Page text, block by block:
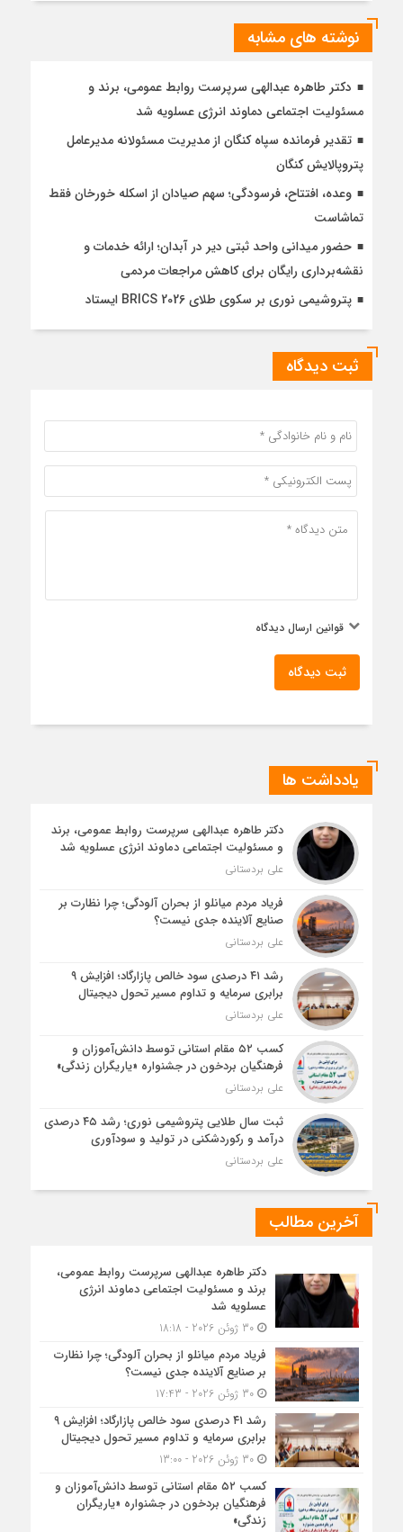
نوشته های مشابه
دکتر طاهره عبدالهی سرپرست روابط عمومی، برند و
مسئولیت اجتماعی دماوند انرژی عسلویه شد
تقدیر فرمانده سپاه کنگان از مدیریت مسئولانه مدیرعامل
پتروپالایش کنگان
وعده، افتتاح، فرسودگی؛ سهم صیادان از اسکله خورخان فقط
تماشاست
حضور میدانی واحد ثبتی دیر در آبدان؛ ارائه خدمات و
نقشه‌برداری رایگان برای کاهش مراجعات مردمی
پتروشیمی نوری بر سکوی طلای BRICS 2026 ایستاد
ثبت دیدگاه
قوانین ارسال دیدگاه
ثبت دیدگاه
یادداشت ها
دکتر طاهره عبدالهی سرپرست روابط عمومی، برند
و مسئولیت اجتماعی دماوند انرژی عسلویه شد
علی بردستانی
فریاد مردم میانلو از بحران آلودگی؛ چرا نظارت بر
صنایع آلاینده جدی نیست؟
علی بردستانی
رشد ۴۱ درصدی سود خالص پازارگاد؛ افزایش ۹
برابری سرمایه و تداوم مسیر تحول دیجیتال
علی بردستانی
کسب ۵۲ مقام استانی توسط دانش‌آموزان و
فرهنگیان بردخون در جشنواره «یاریگران زندگی»
علی بردستانی
ثبت سال طلایی پتروشیمی نوری؛ رشد ۴۵ درصدی
درآمد و رکوردشکنی در تولید و سودآوری
علی بردستانی
آخرین مطالب
دکتر طاهره عبدالهی سرپرست روابط عمومی،
برند و مسئولیت اجتماعی دماوند انرژی
عسلویه شد
30 ژوئن 2026 - 18:18
فریاد مردم میانلو از بحران آلودگی؛ چرا نظارت
بر صنایع آلاینده جدی نیست؟
30 ژوئن 2026 - 17:43
رشد ۴۱ درصدی سود خالص پازارگاد؛ افزایش ۹
برابری سرمایه و تداوم مسیر تحول دیجیتال
30 ژوئن 2026 - 13:00
کسب ۵۲ مقام استانی توسط دانش‌آموزان و
فرهنگیان بردخون در جشنواره «یاریگران
زندگی»